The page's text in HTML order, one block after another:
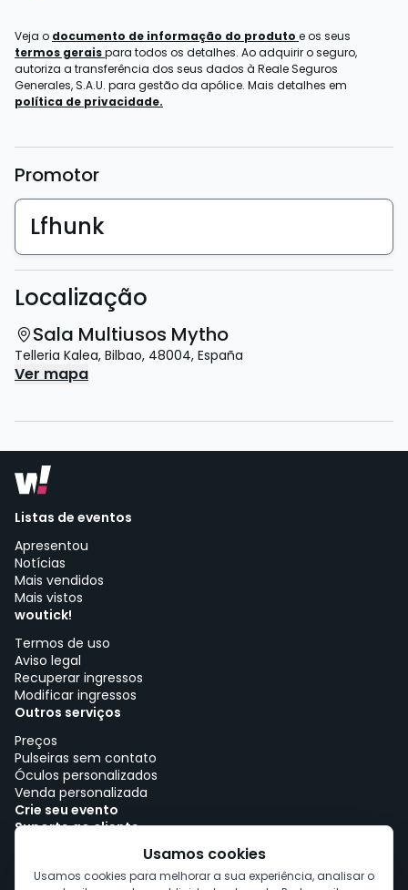
Veja o documento de informação do produto e os seus
termos geraispara todos os detalhes. Ao adquirir o seguro,
autoriza a transferência dos seus dados à Reale Seguros
Generales, S.A.U. para gestão da apólice. Mais detalhes em
política de privacidade.
Promotor
Lfhunk
Localização
Sala Multiusos Mytho
Telleria Kalea, Bilbao, 48004, España
Ver mapa
Listas de eventos
Apresentou
Notícias
Mais vendidos
Mais vistos
woutick!
Termos de uso
Aviso legal
Recuperar ingressos
Modificar ingressos
Outros serviços
Preços
Pulseiras sem contato
Óculos personalizados
Venda personalizada
Crie seu evento
Suporte ao cliente
Trabalhe com woutick!
Consentimento de cookies
Usamos cookies
Usamos cookies para melhorar a sua experiência, analisar o